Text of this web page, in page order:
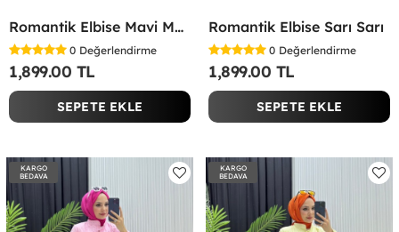
Romantik Elbise Mavi Mavi
0 Değerlendirme
1,899.00 TL
SEPETE EKLE
Romantik Elbise Sarı Sarı
0 Değerlendirme
1,899.00 TL
SEPETE EKLE
KARGO
BEDAVA
KARGO
BEDAVA